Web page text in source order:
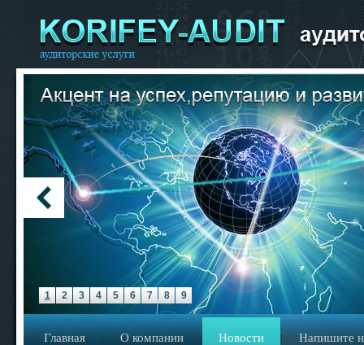
1 2 3 4 5 6 7 8 9
Главная О компании Новости Напишите